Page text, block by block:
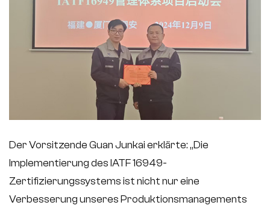
Der Vorsitzende Guan Junkai erklärte: „Die
Implementierung des IATF 16949-
Zertifizierungssystems ist nicht nur eine
Verbesserung unseres Produktionsmanagements